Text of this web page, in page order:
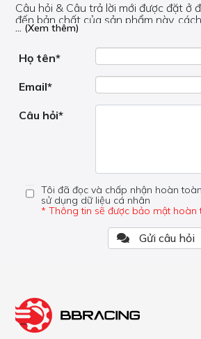
Câu hỏi & Câu trả lời mới được đặt ở
đến bản chất của sản phẩm này,
nơi hoạt động, liệu nó có hữu ích
Nếu bạn cần trợ giúp về phần khác,
câu hỏi của bạn ở đây mà bên trong
... (Xem thêm)
Họ tên*
Email*
Câu hỏi*
Tôi đã đọc và chấp nhận hoàn
sử dụng dữ liệu cá nhân
* Thông tin sẽ được bảo mật hoàn
Gửi câu hỏi